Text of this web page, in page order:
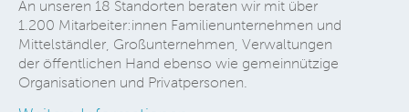
An unseren 18 Standorten beraten wir mit über
1.200 Mitarbeiter:innen Familienunternehmen und
Mittelständler, Großunternehmen, Verwaltungen
der öffentlichen Hand ebenso wie gemeinnützige
Organisationen und Privatpersonen.